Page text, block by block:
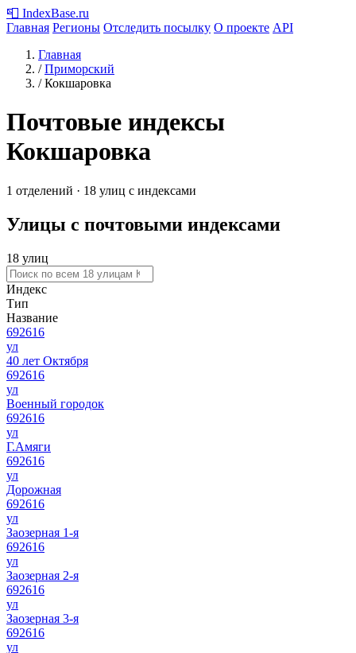
📮 IndexBase.ru
Главная Регионы Отследить посылку О проекте API
Главная
/ Приморский
/ Кокшаровка
Почтовые индексы
Кокшаровка
1 отделений · 18 улиц с индексами
Улицы с почтовыми индексами
18 улиц
Индекс
Тип
Название
692616
ул
40 лет Октября
692616
ул
Военный городок
692616
ул
Г.Амяги
692616
ул
Дорожная
692616
ул
Заозерная 1-я
692616
ул
Заозерная 2-я
692616
ул
Заозерная 3-я
692616
ул